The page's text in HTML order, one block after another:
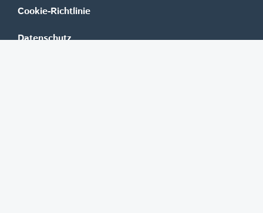
Cookie-Richtlinie
Datenschutz